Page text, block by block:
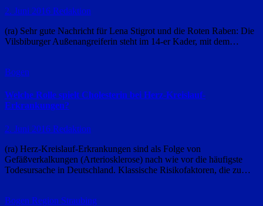
2. Juni 2016 Redaktion
(ra) Sehr gute Nachricht für Lena Stigrot und die Roten Raben: Die
Vilsbiburger Außenangreiferin steht im 14-er Kader, mit dem…
Bogen
Welche Rolle spielt Cholesterin bei Herz-Kreislauf-
Erkrankungen?
2. Juni 2016 Redaktion
(ra) Herz-Kreislauf-Erkrankungen sind als Folge von
Gefäßverkalkungen (Arteriosklerose) nach wie vor die häufigste
Todesursache in Deutschland. Klassische Risikofaktoren, die zu…
Bogen Region Straubing